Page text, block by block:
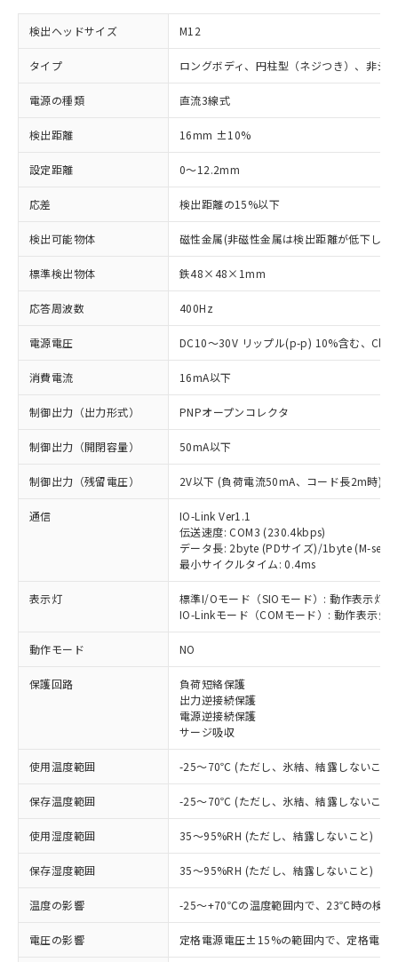
検出ヘッドサイズ M12
タイプ ロングボディ、円柱型（ネジつき）、非シ
電源の種類 直流3線式
検出距離 16mm ±10%
設定距離 0～12.2mm
応差 検出距離の15%以下
検出可能物体 磁性金属(非磁性金属は検出距離が低下しま
標準検出物体 鉄48×48×1mm
応答周波数 400Hz
電源電圧 DC10～30V リップル(p-p) 10%含む、
消費電流 16mA以下
制御出力（出力形式） PNPオープンコレクタ
制御出力（開閉容量） 50mA以下
制御出力（残留電圧） 2V以下 (負荷電流50mA、コード長2m時)
通信
IO-Link Ver1.1
伝送速度: COM3 (230.4kbps)
データ長: 2byte (PDサイズ)/1byte (M-
最小サイクルタイム: 0.4ms
表示灯
標準I/Oモード（SIOモード）: 動作表示灯(
IO-Linkモード（COMモード）: 動作表示
動作モード NO
保護回路
負荷短絡保護
出力逆接続保護
電源逆接続保護
サージ吸収
使用温度範囲 -25～70℃ (ただし、氷結、結露しないこと)
保存温度範囲 -25～70℃ (ただし、氷結、結露しないこと)
使用湿度範囲 35～95%RH (ただし、結露しないこと)
保存湿度範囲 35～95%RH (ただし、結露しないこと)
温度の影響 -25～+70℃の温度範囲内で、23℃時の検
電圧の影響 定格電源電圧±15%の範囲内で、定格電
ご利用条件
以下の条件をお読みいただき、同意のうえ
ご利用ください。
本サービスは、当社制御機器事業取扱
商品の当社在庫状況および標準価格
(税抜)を提供させていただくもので
当社制御機器事業取扱商品の中には、
本サービスの対象外となる商品もある
ことをご了承ください。
対応済み：EU RoHS指令（10物質）の
非含有に対応した製品が提供可能な商品で
対応予定：EU RoHS指令（10物質）の非含
有に対応した製品に切り替える予定のある
商品です。
対応予定なし：EU RoHS指令（10物質）の
非含有に非対応の商品で、対応品を出す予
定はありません。
調査・確認中：EU RoHS指令（10物質）の
非含有の対応状況を調査中または確認中の
商品です。
非該当品：ライセンス料など無形物で、有
害物質有無と関係のない商品です。
いたものが、含有品と判明した場合などや
※1 中国RoHS○×表
「○」：最大均質材料含有率が中国RoHSの
基準値以下であることを示します。
「×」：最大均質材料含有率が中国RoHSの
基準値を超えていることを示します。